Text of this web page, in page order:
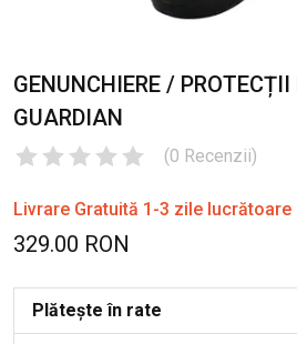
GENUNCHIERE /
GUARDIAN
(0 Recenzii)
Livrare Gratuită 1-3 zile lucrătoare
329.00 RON
Plătește în rate